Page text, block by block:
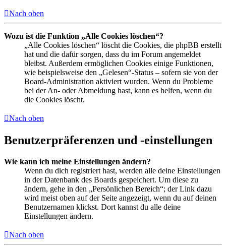
Nach oben
Wozu ist die Funktion „Alle Cookies löschen“?
„Alle Cookies löschen“ löscht die Cookies, die phpBB erstellt
hat und die dafür sorgen, dass du im Forum angemeldet
bleibst. Außerdem ermöglichen Cookies einige Funktionen,
wie beispielsweise den „Gelesen“-Status – sofern sie von der
Board-Administration aktiviert wurden. Wenn du Probleme
bei der An- oder Abmeldung hast, kann es helfen, wenn du
die Cookies löscht.
Nach oben
Benutzerpräferenzen und -einstellungen
Wie kann ich meine Einstellungen ändern?
Wenn du dich registriert hast, werden alle deine Einstellungen
in der Datenbank des Boards gespeichert. Um diese zu
ändern, gehe in den „Persönlichen Bereich“; der Link dazu
wird meist oben auf der Seite angezeigt, wenn du auf deinen
Benutzernamen klickst. Dort kannst du alle deine
Einstellungen ändern.
Nach oben